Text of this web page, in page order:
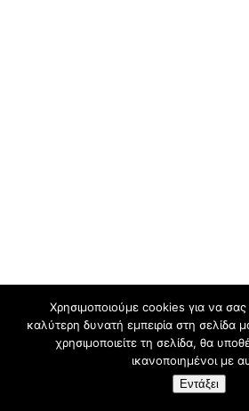
Χρησιμοποιούμε cookies για να
καλύτερη δυνατή εμπειρία στη σελίδα
χρησιμοποιείτε τη σελίδα, θα
ικανοποιημένοι με
Εντάξει